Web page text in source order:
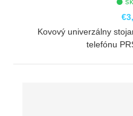
Kovový univerzálny
telefónu